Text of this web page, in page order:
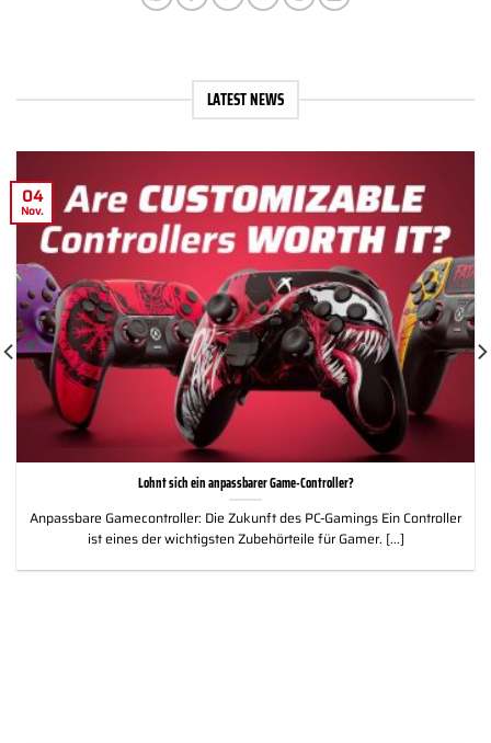
LATEST NEWS
Lohnt sich ein anpassbarer Game-Controller?
Anpassbare Gamecontroller: Die Zukunft des PC-Gamings Ein Controller
ist eines der wichtigsten Zubehörteile für Gamer. [...]
04
Nov.